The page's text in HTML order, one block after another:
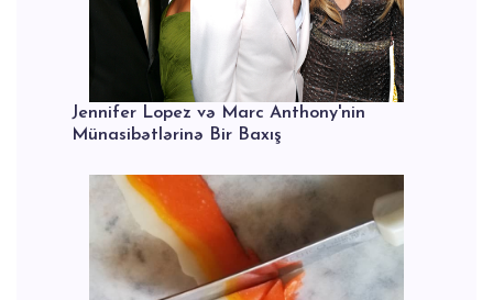
Jennifer Lopez və Marc Anthony'nin
Münasibətlərinə Bir Baxış